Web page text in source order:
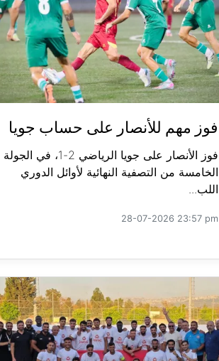
فوز مهم للأنصار على حساب جويا
فوز الأنصار على جويا الرياضي 2-1، في الجولة
الخامسة من التصفية النهائية لأوائل الدوري
اللب...
28-07-2026 23:57 pm